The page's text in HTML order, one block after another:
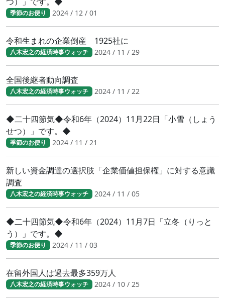
季節のお便り 2024 / 12 / 01
令和生まれの企業倒産 1925社に
八木宏之の経済時事ウォッチ 2024 / 11 / 29
全国後継者動向調査
八木宏之の経済時事ウォッチ 2024 / 11 / 22
◆二十四節気◆令和6年（2024）11月22日「小雪（しょう
せつ）」です。◆
季節のお便り 2024 / 11 / 21
新しい資金調達の選択肢「企業価値担保権」に対する意識
調査
八木宏之の経済時事ウォッチ 2024 / 11 / 05
◆二十四節気◆令和6年（2024）11月7日「立冬（りっと
う）」です。◆
季節のお便り 2024 / 11 / 03
在留外国人は過去最多359万人
八木宏之の経済時事ウォッチ 2024 / 10 / 25